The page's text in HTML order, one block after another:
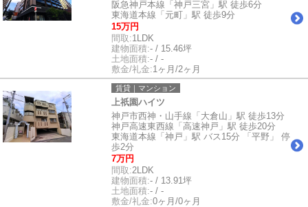
阪急神戸本線「神戸三宮」駅 徒歩6分
東海道本線「元町」駅 徒歩9分
15万円
間取:1LDK
建物面積:- / 15.46坪
土地面積:- / -
敷金/礼金:1ヶ月/2ヶ月
賃貸｜マンション
上祇園ハイツ
神戸市西神・山手線「大倉山」駅 徒歩13分
神戸高速東西線「高速神戸」駅 徒歩20分
東海道本線「神戸」駅 バス15分 「平野」 停
歩2分
7万円
間取:2LDK
建物面積:- / 13.91坪
土地面積:- / -
敷金/礼金:0ヶ月/0ヶ月